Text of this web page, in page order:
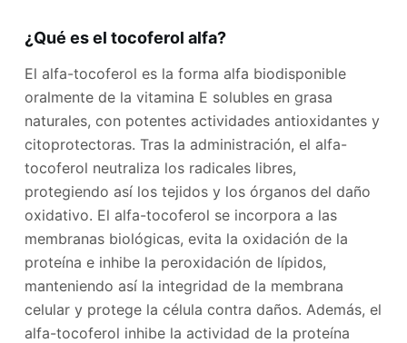
¿Qué es el tocoferol alfa?
El alfa-tocoferol es la forma alfa biodisponible
oralmente de la vitamina E solubles en grasa
naturales, con potentes actividades antioxidantes y
citoprotectoras. Tras la administración, el alfa-
tocoferol neutraliza los radicales libres,
protegiendo así los tejidos y los órganos del daño
oxidativo. El alfa-tocoferol se incorpora a las
membranas biológicas, evita la oxidación de la
proteína e inhibe la peroxidación de lípidos,
manteniendo así la integridad de la membrana
celular y protege la célula contra daños. Además, el
alfa-tocoferol inhibe la actividad de la proteína